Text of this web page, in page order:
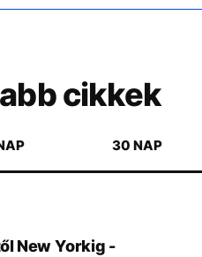
cikkek
30 NAP
New Yorkig -